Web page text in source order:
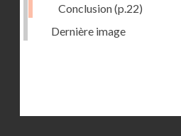
Conclusion(p.22)
Dernière image